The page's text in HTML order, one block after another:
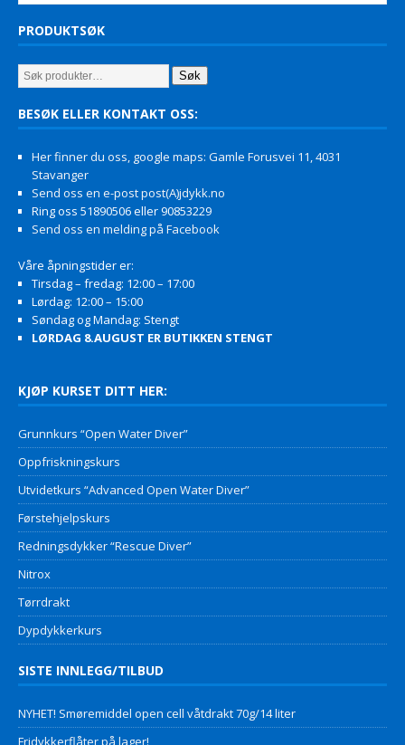
PRODUKTSØK
Søk
BESØK ELLER KONTAKT OSS:
Her finner du oss, google maps: Gamle Forusvei 11, 4031
Stavanger
Send oss en e-post post(A)jdykk.no
Ring oss 51890506 eller 90853229
Send oss en melding på Facebook
Våre åpningstider er:
Tirsdag – fredag: 12:00 – 17:00
Lørdag: 12:00 – 15:00
Søndag og Mandag: Stengt
LØRDAG 8.AUGUST ER BUTIKKEN STENGT
KJØP KURSET DITT HER:
Grunnkurs “Open Water Diver”
Oppfriskningskurs
Utvidetkurs “Advanced Open Water Diver”
Førstehjelpskurs
Redningsdykker “Rescue Diver”
Nitrox
Tørrdrakt
Dypdykkerkurs
SISTE INNLEGG/TILBUD
NYHET! Smøremiddel open cell våtdrakt 70g/14 liter
Fridykkerflåter på lager!